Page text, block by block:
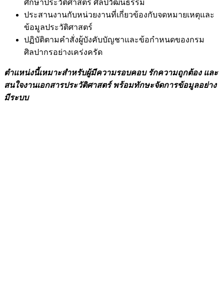
ศึกษาประวัติศาสตร์ ศิลปวัฒนธรรม
ประสานงานกับหน่วยงานที่เกี่ยวข้องกับจดหมายเหตุและ
ข้อมูลประวัติศาสตร์
ปฏิบัติตามคำสั่งผู้บังคับบัญชาและข้อกำหนดของกรม
ศิลปากรอย่างเคร่งครัด
ตำแหน่งนี้เหมาะสำหรับผู้มีความรอบคอบ รักความถูกต้อง และ
สนใจงานเอกสารประวัติศาสตร์ พร้อมทักษะจัดการข้อมูลอย่าง
มีระบบ